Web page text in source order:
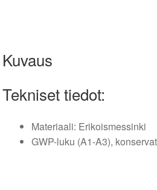
Kuvaus
Tekniset tiedot:
Materiaali: Erikoismessinki
GWP-luku (A1-A3),